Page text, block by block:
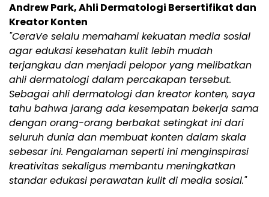
Andrew Park, Ahli Dermatologi Bersertifikat dan
Kreator Konten
"CeraVe selalu memahami kekuatan media sosial
agar edukasi kesehatan kulit lebih mudah
terjangkau dan menjadi pelopor yang melibatkan
ahli dermatologi dalam percakapan tersebut.
Sebagai ahli dermatologi dan kreator konten, saya
tahu bahwa jarang ada kesempatan bekerja sama
dengan orang-orang berbakat setingkat ini dari
seluruh dunia dan membuat konten dalam skala
sebesar ini. Pengalaman seperti ini menginspirasi
kreativitas sekaligus membantu meningkatkan
standar edukasi perawatan kulit di media sosial."